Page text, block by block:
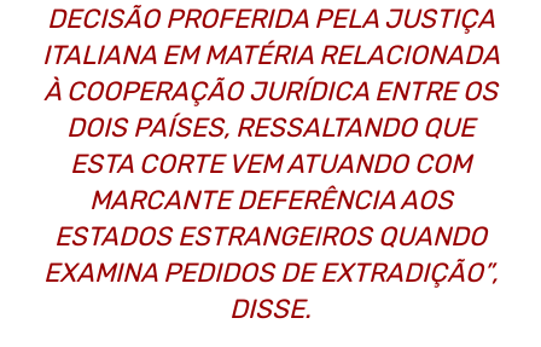
DECISÃO PROFERIDA PELA JUSTIÇA
ITALIANA EM MATÉRIA RELACIONADA
À COOPERAÇÃO JURÍDICA ENTRE OS
DOIS PAÍSES, RESSALTANDO QUE
ESTA CORTE VEM ATUANDO COM
MARCANTE DEFERÊNCIA AOS
ESTADOS ESTRANGEIROS QUANDO
EXAMINA PEDIDOS DE EXTRADIÇÃO”,
DISSE.